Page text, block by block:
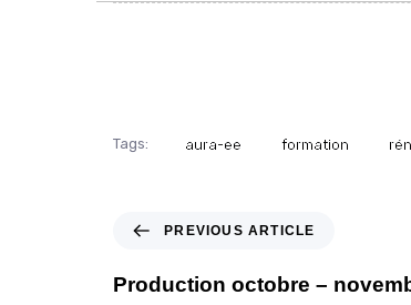
Tags: aura-ee formation
PREVIOUS ARTICLE
Production octobre –